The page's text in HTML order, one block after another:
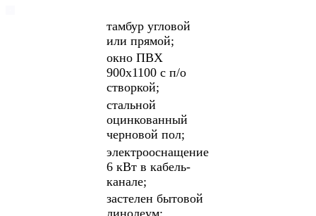
тамбур угловой
или прямой;
окно ПВХ
900х1100 с п/о
створкой;
стальной
оцинкованный
черновой пол;
электрооснащение
6 кВт в кабель-
канале;
застелен бытовой